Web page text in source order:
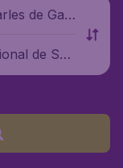
de Gaul
de Sur